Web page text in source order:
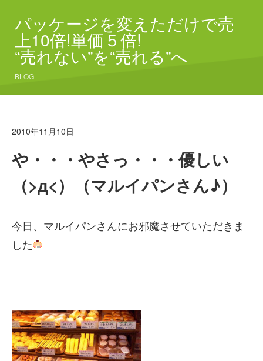
パッケージを変えただけで売
上10倍!単価５倍!
“売れない”を“売れる”へ
BLOG
2010年11月10日
や・・・やさっ・・・優しい
（>д<）（マルイパンさん♪）
今日、マルイパンさんにお邪魔させていただきま
した